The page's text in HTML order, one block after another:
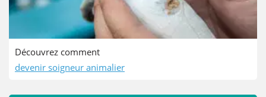
Découvrez comment
devenir soigneur animalier